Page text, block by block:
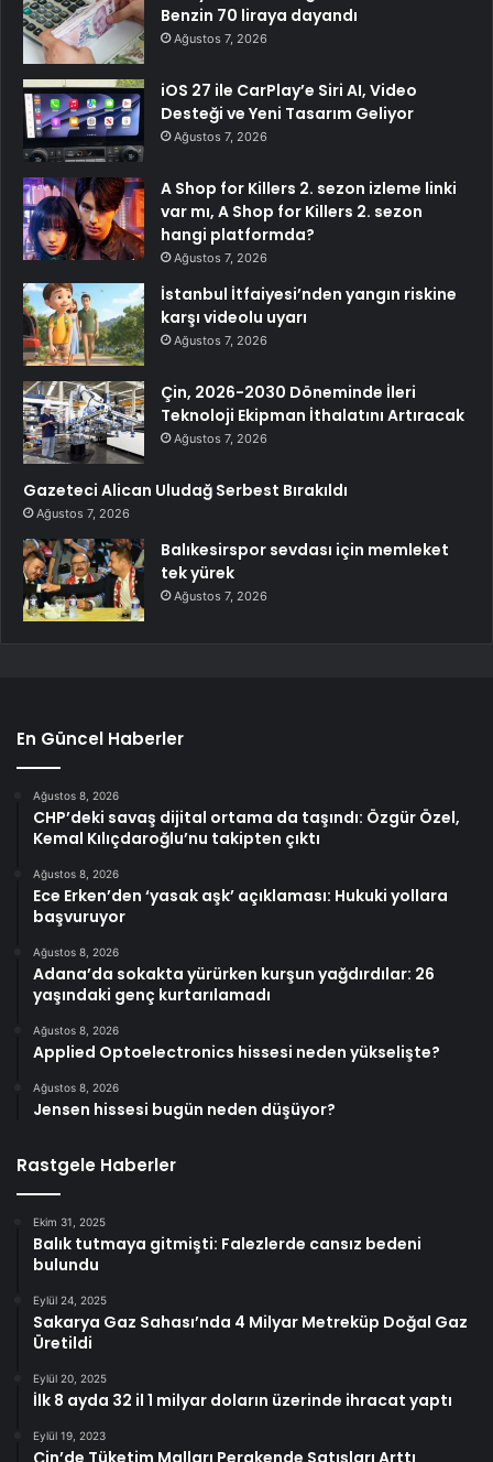
Benzin 70 liraya dayandı
Ağustos 7, 2026
iOS 27 ile CarPlay’e Siri AI, Video
Desteği ve Yeni Tasarım Geliyor
Ağustos 7, 2026
A Shop for Killers 2. sezon izleme linki
var mı, A Shop for Killers 2. sezon
hangi platformda?
Ağustos 7, 2026
İstanbul İtfaiyesi’nden yangın riskine
karşı videolu uyarı
Ağustos 7, 2026
Çin, 2026-2030 Döneminde İleri
Teknoloji Ekipman İthalatını Artıracak
Ağustos 7, 2026
Gazeteci Alican Uludağ Serbest Bırakıldı
Ağustos 7, 2026
Balıkesirspor sevdası için memleket
tek yürek
Ağustos 7, 2026
En Güncel Haberler
Ağustos 8, 2026
CHP’deki savaş dijital ortama da taşındı: Özgür Özel,
Kemal Kılıçdaroğlu’nu takipten çıktı
Ağustos 8, 2026
Ece Erken’den ‘yasak aşk’ açıklaması: Hukuki yollara
başvuruyor
Ağustos 8, 2026
Adana’da sokakta yürürken kurşun yağdırdılar: 26
yaşındaki genç kurtarılamadı
Ağustos 8, 2026
Applied Optoelectronics hissesi neden yükselişte?
Ağustos 8, 2026
Jensen hissesi bugün neden düşüyor?
Rastgele Haberler
Ekim 31, 2025
Balık tutmaya gitmişti: Falezlerde cansız bedeni
bulundu
Eylül 24, 2025
Sakarya Gaz Sahası’nda 4 Milyar Metreküp Doğal Gaz
Üretildi
Eylül 20, 2025
İlk 8 ayda 32 il 1 milyar doların üzerinde ihracat yaptı
Eylül 19, 2023
Çin’de Tüketim Malları Perakende Satışları Arttı